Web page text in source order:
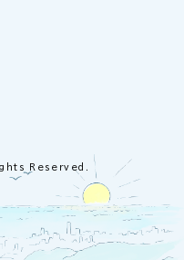
Reserved.